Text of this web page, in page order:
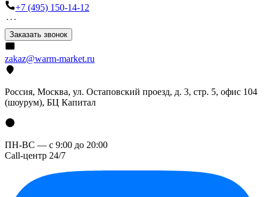
+7 (495) 150-14-12
Заказать звонок
zakaz@warm-market.ru
Россия, Москва, ул. Остаповский проезд, д. 3, стр. 5, офис 104
(шоурум), БЦ Капитал
ПН-ВС — с 9:00 до 20:00
Call-центр 24/7